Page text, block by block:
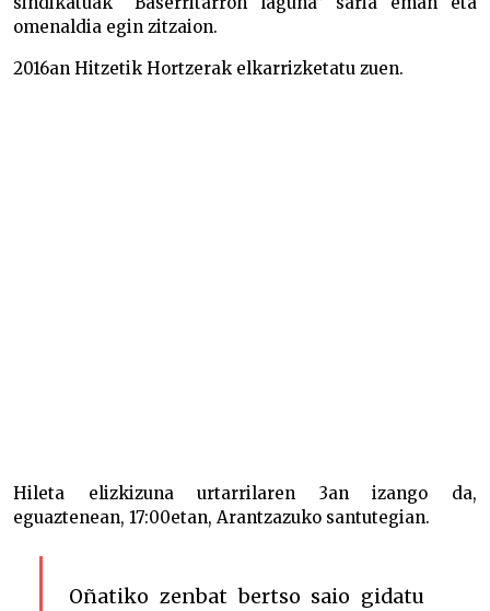
omenaldia egin zitzaion.
2016an Hitzetik Hortzerak elkarrizketatu zuen.
Hileta elizkizuna urtarrilaren 3an izango da,
eguaztenean, 17:00etan, Arantzazuko santutegian.
Oñatiko zenbat bertso saio gidatu